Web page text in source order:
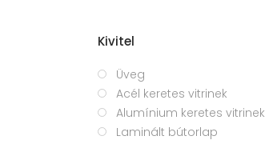
Kivitel
Üveg
Acél keretes vitrinek
Alumínium keretes vitrinek
Laminált bútorlap